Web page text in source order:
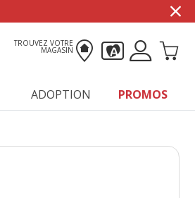
TROUVEZ VOTRE
MAGASIN
ADOPTION PROMOS